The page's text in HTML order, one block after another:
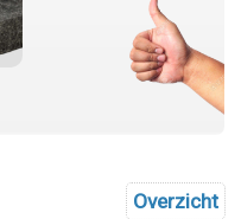
Overzicht